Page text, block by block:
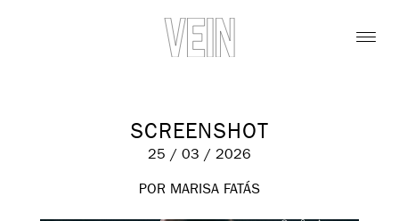
SCREENSHOT
25 / 03 / 2026
POR MARISA FATÁS